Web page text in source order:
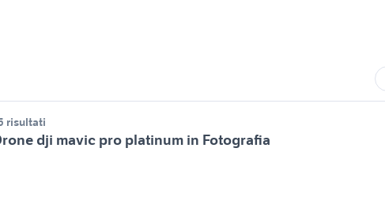
risultati
dji mavic pro platinum in Fotografia